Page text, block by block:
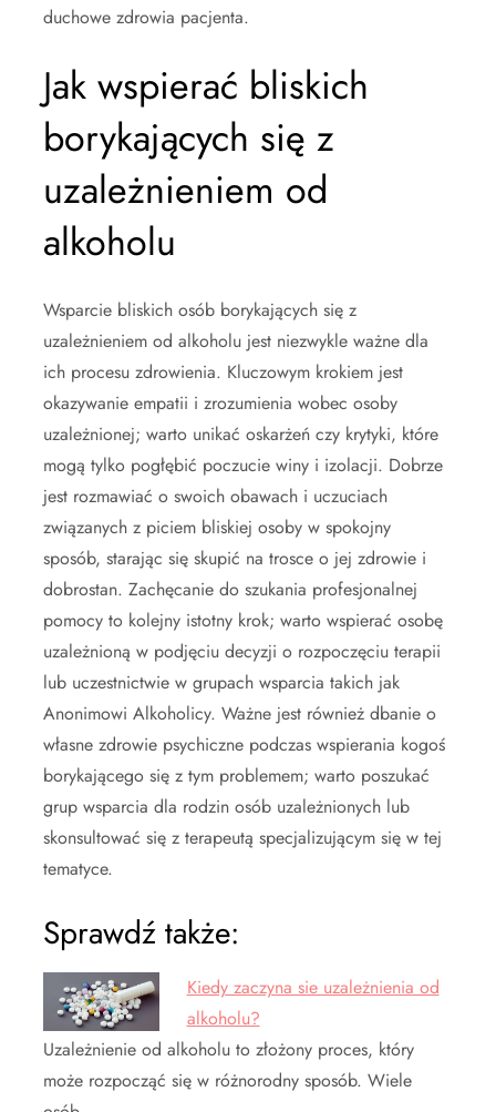
duchowe zdrowia pacjenta.
Jak wspierać bliskich
borykających się z
uzależnieniem od
alkoholu
Wsparcie bliskich osób borykających się z
uzależnieniem od alkoholu jest niezwykle ważne dla
ich procesu zdrowienia. Kluczowym krokiem jest
okazywanie empatii i zrozumienia wobec osoby
uzależnionej; warto unikać oskarżeń czy krytyki, które
mogą tylko pogłębić poczucie winy i izolacji. Dobrze
jest rozmawiać o swoich obawach i uczuciach
związanych z piciem bliskiej osoby w spokojny
sposób, starając się skupić na trosce o jej zdrowie i
dobrostan. Zachęcanie do szukania profesjonalnej
pomocy to kolejny istotny krok; warto wspierać osobę
uzależnioną w podjęciu decyzji o rozpoczęciu terapii
lub uczestnictwie w grupach wsparcia takich jak
Anonimowi Alkoholicy. Ważne jest również dbanie o
własne zdrowie psychiczne podczas wspierania kogoś
borykającego się z tym problemem; warto poszukać
grup wsparcia dla rodzin osób uzależnionych lub
skonsultować się z terapeutą specjalizującym się w tej
tematyce.
Sprawdź także:
Kiedy zaczyna sie uzależnienia od
alkoholu?
Uzależnienie od alkoholu to złożony proces, który
może rozpocząć się w różnorodny sposób. Wiele